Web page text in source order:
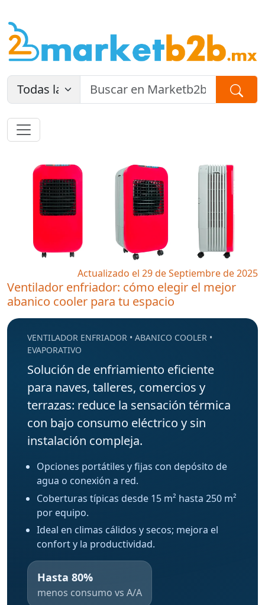
Actualizado el 29 de Septiembre de 2025
Ventilador enfriador: cómo elegir el mejor
abanico cooler para tu espacio
VENTILADOR ENFRIADOR • ABANICO COOLER •
EVAPORATIVO
Solución de enfriamiento eficiente
para naves, talleres, comercios y
terrazas: reduce la sensación térmica
con bajo consumo eléctrico y sin
instalación compleja.
Opciones portátiles y fijas con depósito de
agua o conexión a red.
Coberturas típicas desde 15 m² hasta 250 m²
por equipo.
Ideal en climas cálidos y secos; mejora el
confort y la productividad.
Hasta 80%
menos consumo vs A/A